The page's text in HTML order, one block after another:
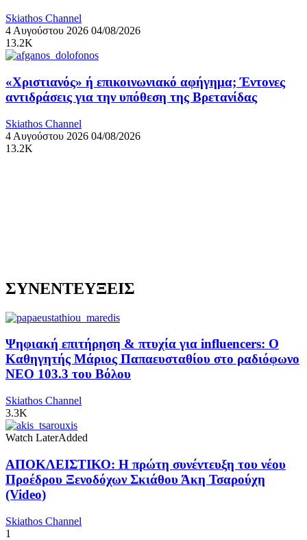
Skiathos Channel
4 Αυγούστου 2026 04/08/2026
13.2K
«Χριστιανός» ή επικοινωνιακό αφήγημα; Έντονες
αντιδράσεις για την υπόθεση της Βρετανίδας
Skiathos Channel
4 Αυγούστου 2026 04/08/2026
13.2K
ΣΥΝΕΝΤΕΥΞΕΙΣ
Ψηφιακή επιτήρηση & πτυχία για influencers: Ο
Καθηγητής Μάριος Παπαευσταθίου στο ραδιόφωνο
NEO 103.3 του Βόλου
Skiathos Channel
3.3K
Watch LaterAdded
ΑΠΟΚΛΕΙΣΤΙΚΟ: Η πρώτη συνέντευξη του νέου
Προέδρου Ξενοδόχων Σκιάθου Άκη Τσαρούχη
(Video)
Skiathos Channel
1